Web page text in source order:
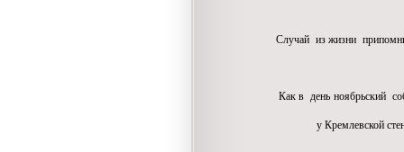
Случай из жизни
Как в день ноябрьский
у Кремлевской стены